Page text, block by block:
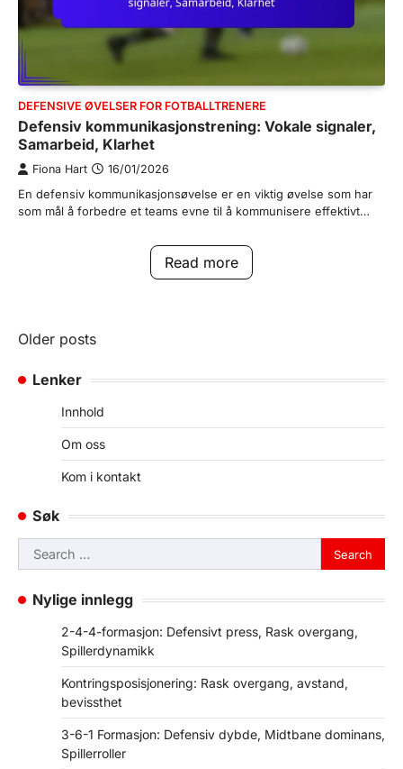
DEFENSIVE ØVELSER FOR FOTBALLTRENERE
Defensiv kommunikasjonstrening: Vokale signaler,
Samarbeid, Klarhet
Fiona Hart 16/01/2026
En defensiv kommunikasjonsøvelse er en viktig øvelse som har
som mål å forbedre et teams evne til å kommunisere effektivt…
Read more
Posts
navigation
Older posts
Lenker
Innhold
Om oss
Kom i kontakt
Søk
Search
for:
Nylige innlegg
2-4-4-formasjon: Defensivt press, Rask overgang,
Spillerdynamikk
Kontringsposisjonering: Rask overgang, avstand,
bevissthet
3-6-1 Formasjon: Defensiv dybde, Midtbane dominans,
Spillerroller